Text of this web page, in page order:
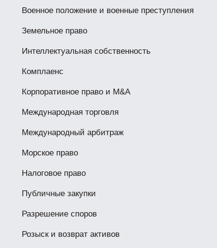
Военное положение и военные преступления
Земельное право
Интеллектуальная собственность
Комплаенс
Корпоративное право и M&A
Международная торговля
Международный арбитраж
Морское право
Налоговое право
Публичные закупки
Разрешение споров
Розыск и возврат активов